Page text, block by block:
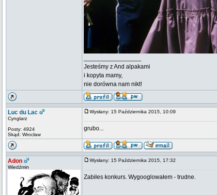
Jesteśmy z And alpakami
i kopyta mamy,
nie dorówna nam nikt!
Luc du Lac
Cynglarz
Posty: 4924
Skąd: Wrocław
Wysłany: 15 Października 2015, 10:09
grubo...
Adon
Wiedźmin
Wysłany: 15 Października 2015, 17:32
Zabiłes konkurs. Wygooglowałem - trudne.